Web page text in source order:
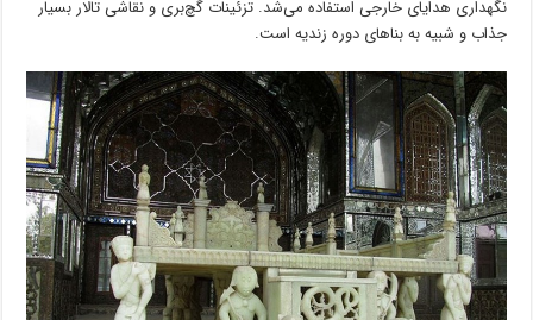
نگهداری هدایای خارجی استفاده می‌شد. تزئینات گچ‌بری و نقاشی تالار بسیار
جذاب و شبیه به بناهای دوره زندیه است.